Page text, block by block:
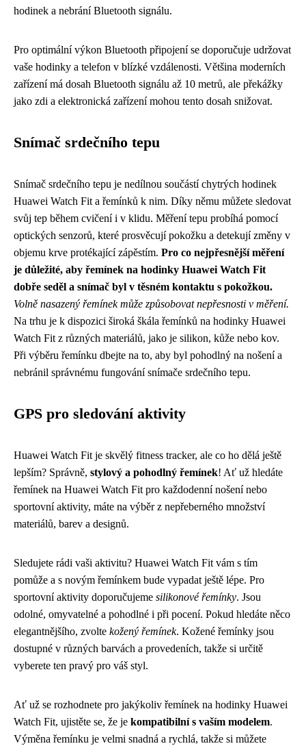
hodinek a nebrání Bluetooth signálu.
Pro optimální výkon Bluetooth připojení se doporučuje udržovat
vaše hodinky a telefon v blízké vzdálenosti. Většina moderních
zařízení má dosah Bluetooth signálu až 10 metrů, ale překážky
jako zdi a elektronická zařízení mohou tento dosah snižovat.
Snímač srdečního tepu
Snímač srdečního tepu je nedílnou součástí chytrých hodinek
Huawei Watch Fit a řemínků k nim. Díky němu můžete sledovat
svůj tep během cvičení i v klidu. Měření tepu probíhá pomocí
optických senzorů, které prosvěcují pokožku a detekují změny v
objemu krve protékající zápěstím. Pro co nejpřesnější měření
je důležité, aby řemínek na hodinky Huawei Watch Fit
dobře seděl a snímač byl v těsném kontaktu s pokožkou.
Volně nasazený řemínek může způsobovat nepřesnosti v měření.
Na trhu je k dispozici široká škála řemínků na hodinky Huawei
Watch Fit z různých materiálů, jako je silikon, kůže nebo kov.
Při výběru řemínku dbejte na to, aby byl pohodlný na nošení a
nebránil správnému fungování snímače srdečního tepu.
GPS pro sledování aktivity
Huawei Watch Fit je skvělý fitness tracker, ale co ho dělá ještě
lepším? Správně, stylový a pohodlný řemínek! Ať už hledáte
řemínek na Huawei Watch Fit pro každodenní nošení nebo
sportovní aktivity, máte na výběr z nepřeberného množství
materiálů, barev a designů.
Sledujete rádi vaši aktivitu? Huawei Watch Fit vám s tím
pomůže a s novým řemínkem bude vypadat ještě lépe. Pro
sportovní aktivity doporučujeme silikonové řemínky. Jsou
odolné, omyvatelné a pohodlné i při pocení. Pokud hledáte něco
elegantnějšího, zvolte kožený řemínek. Kožené řemínky jsou
dostupné v různých barvách a provedeních, takže si určitě
vyberete ten pravý pro váš styl.
Ať už se rozhodnete pro jakýkoliv řemínek na hodinky Huawei
Watch Fit, ujistěte se, že je kompatibilní s vaším modelem.
Výměna řemínku je velmi snadná a rychlá, takže si můžete